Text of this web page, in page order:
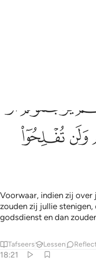
dit geld van jullie naar
voedsel het beste is en
voor jullie meenemen,
hem niet naar één van
ملتهم ولن تفلحوا اذا ابدا
فِى مِلَّتِهِمْ وَلَن تُفْلِحُوٓا۟
ﳄﳅ
ﳉﳊ
Voorwaar, indien zij over
zouden zij jullie
godsdienst en dan
Tafseers Lessen
18:21